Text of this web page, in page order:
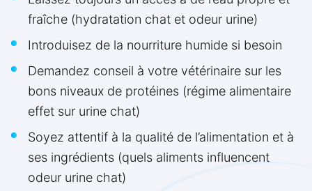
fraîche (hydratation chat et odeur urine)
Introduisez de la nourriture humide si besoin
Demandez conseil à votre vétérinaire sur les
bons niveaux de protéines (régime alimentaire
effet sur urine chat)
Soyez attentif à la qualité de l’alimentation et à
ses ingrédients (quels aliments influencent
odeur urine chat)